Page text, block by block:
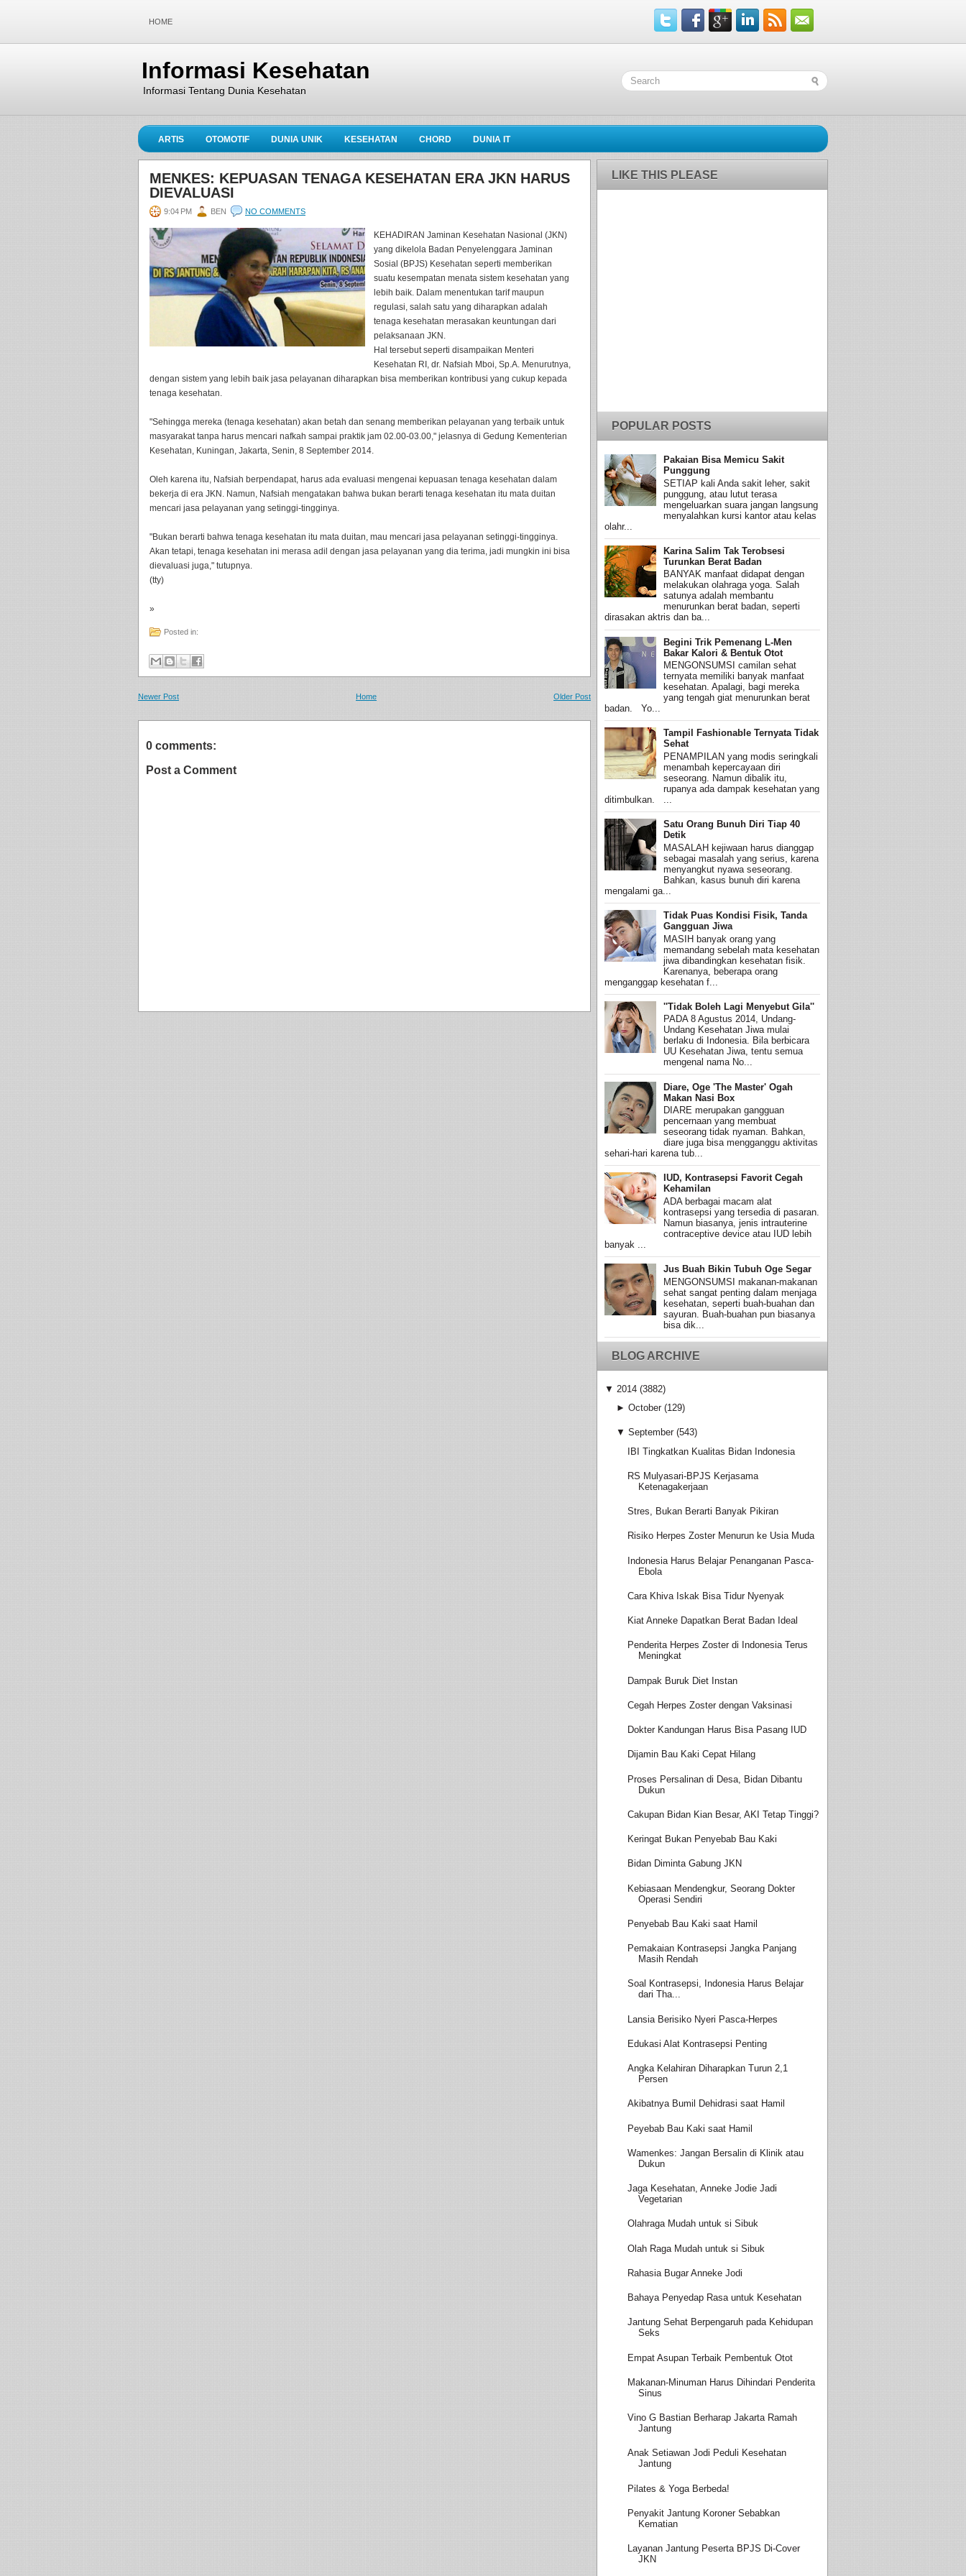
HOME
Informasi Kesehatan
Informasi Tentang Dunia Kesehatan
ARTIS OTOMOTIF DUNIA UNIK KESEHATAN CHORD DUNIA IT
MENKES: KEPUASAN TENAGA KESEHATAN ERA JKN HARUS
DIEVALUASI
9:04 PM BEN NO COMMENTS
KEHADIRAN Jaminan Kesehatan Nasional (JKN)
yang dikelola Badan Penyelenggara Jaminan
Sosial (BPJS) Kesehatan seperti memberikan
suatu kesempatan menata sistem kesehatan yang
lebih baik. Dalam menentukan tarif maupun
regulasi, salah satu yang diharapkan adalah
tenaga kesehatan merasakan keuntungan dari
pelaksanaan JKN.
Hal tersebut seperti disampaikan Menteri
Kesehatan RI, dr. Nafsiah Mboi, Sp.A. Menurutnya,
dengan sistem yang lebih baik jasa pelayanan diharapkan bisa memberikan kontribusi yang cukup kepada
tenaga kesehatan.
"Sehingga mereka (tenaga kesehatan) akan betah dan senang memberikan pelayanan yang terbaik untuk
masyarakat tanpa harus mencari nafkah sampai praktik jam 02.00-03.00," jelasnya di Gedung Kementerian
Kesehatan, Kuningan, Jakarta, Senin, 8 September 2014.
Oleh karena itu, Nafsiah berpendapat, harus ada evaluasi mengenai kepuasan tenaga kesehatan dalam
bekerja di era JKN. Namun, Nafsiah mengatakan bahwa bukan berarti tenaga kesehatan itu mata duitan
mencari jasa pelayanan yang setinggi-tingginya.
"Bukan berarti bahwa tenaga kesehatan itu mata duitan, mau mencari jasa pelayanan setinggi-tingginya.
Akan tetapi, tenaga kesehatan ini merasa adil dengan jasa pelayanan yang dia terima, jadi mungkin ini bisa
dievaluasi juga," tutupnya.
(tty)
»
Posted in:
Newer Post Older Post
Home
0 comments:
Post a Comment
LIKE THIS PLEASE
POPULAR POSTS
Pakaian Bisa Memicu Sakit
Punggung
SETIAP kali Anda sakit leher, sakit
punggung, atau lutut terasa
mengeluarkan suara jangan langsung
menyalahkan kursi kantor atau kelas
olahr...
Karina Salim Tak Terobsesi
Turunkan Berat Badan
BANYAK manfaat didapat dengan
melakukan olahraga yoga. Salah
satunya adalah membantu
menurunkan berat badan, seperti
dirasakan aktris dan ba...
Begini Trik Pemenang L-Men
Bakar Kalori & Bentuk Otot
MENGONSUMSI camilan sehat
ternyata memiliki banyak manfaat
kesehatan. Apalagi, bagi mereka
yang tengah giat menurunkan berat
badan. Yo...
Tampil Fashionable Ternyata Tidak
Sehat
PENAMPILAN yang modis seringkali
menambah kepercayaan diri
seseorang. Namun dibalik itu,
rupanya ada dampak kesehatan yang
ditimbulkan. ...
Satu Orang Bunuh Diri Tiap 40
Detik
MASALAH kejiwaan harus dianggap
sebagai masalah yang serius, karena
menyangkut nyawa seseorang.
Bahkan, kasus bunuh diri karena
mengalami ga...
Tidak Puas Kondisi Fisik, Tanda
Gangguan Jiwa
MASIH banyak orang yang
memandang sebelah mata kesehatan
jiwa dibandingkan kesehatan fisik.
Karenanya, beberapa orang
menganggap kesehatan f...
''Tidak Boleh Lagi Menyebut Gila''
PADA 8 Agustus 2014, Undang-
Undang Kesehatan Jiwa mulai
berlaku di Indonesia. Bila berbicara
UU Kesehatan Jiwa, tentu semua
mengenal nama No...
Diare, Oge 'The Master' Ogah
Makan Nasi Box
DIARE merupakan gangguan
pencernaan yang membuat
seseorang tidak nyaman. Bahkan,
diare juga bisa mengganggu aktivitas
sehari-hari karena tub...
IUD, Kontrasepsi Favorit Cegah
Kehamilan
ADA berbagai macam alat
kontrasepsi yang tersedia di pasaran.
Namun biasanya, jenis intrauterine
contraceptive device atau IUD lebih
banyak ...
Jus Buah Bikin Tubuh Oge Segar
MENGONSUMSI makanan-makanan
sehat sangat penting dalam menjaga
kesehatan, seperti buah-buahan dan
sayuran. Buah-buahan pun biasanya
bisa dik...
BLOG ARCHIVE
▼ 2014 (3882)
► October (129)
▼ September (543)
IBI Tingkatkan Kualitas Bidan Indonesia
RS Mulyasari-BPJS Kerjasama
Ketenagakerjaan
Stres, Bukan Berarti Banyak Pikiran
Risiko Herpes Zoster Menurun ke Usia Muda
Indonesia Harus Belajar Penanganan Pasca-
Ebola
Cara Khiva Iskak Bisa Tidur Nyenyak
Kiat Anneke Dapatkan Berat Badan Ideal
Penderita Herpes Zoster di Indonesia Terus
Meningkat
Dampak Buruk Diet Instan
Cegah Herpes Zoster dengan Vaksinasi
Dokter Kandungan Harus Bisa Pasang IUD
Dijamin Bau Kaki Cepat Hilang
Proses Persalinan di Desa, Bidan Dibantu
Dukun
Cakupan Bidan Kian Besar, AKI Tetap Tinggi?
Keringat Bukan Penyebab Bau Kaki
Bidan Diminta Gabung JKN
Kebiasaan Mendengkur, Seorang Dokter
Operasi Sendiri
Penyebab Bau Kaki saat Hamil
Pemakaian Kontrasepsi Jangka Panjang
Masih Rendah
Soal Kontrasepsi, Indonesia Harus Belajar
dari Tha...
Lansia Berisiko Nyeri Pasca-Herpes
Edukasi Alat Kontrasepsi Penting
Angka Kelahiran Diharapkan Turun 2,1
Persen
Akibatnya Bumil Dehidrasi saat Hamil
Peyebab Bau Kaki saat Hamil
Wamenkes: Jangan Bersalin di Klinik atau
Dukun
Jaga Kesehatan, Anneke Jodie Jadi
Vegetarian
Olahraga Mudah untuk si Sibuk
Olah Raga Mudah untuk si Sibuk
Rahasia Bugar Anneke Jodi
Bahaya Penyedap Rasa untuk Kesehatan
Jantung Sehat Berpengaruh pada Kehidupan
Seks
Empat Asupan Terbaik Pembentuk Otot
Makanan-Minuman Harus Dihindari Penderita
Sinus
Vino G Bastian Berharap Jakarta Ramah
Jantung
Anak Setiawan Jodi Peduli Kesehatan
Jantung
Pilates & Yoga Berbeda!
Penyakit Jantung Koroner Sebabkan
Kematian
Layanan Jantung Peserta BPJS Di-Cover
JKN